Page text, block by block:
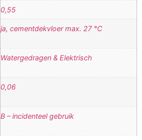
0,55
ja, cementdekvloer max. 27 °C
Watergedragen & Elektrisch
0,06
B – incidenteel gebruik